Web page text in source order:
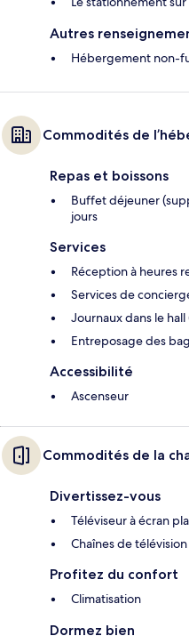
Autres
Hébergement non-
Commodités de
Repas et boissons
Buffet déjeuner
jours
Services
Réception à heures
Services de
Journaux dans le
Entreposage des
Accessibilité
Ascenseur
Commodités de la
Divertissez-vous
Téléviseur à écran
Chaînes de
Profitez du confort
Climatisation
Dormez bien